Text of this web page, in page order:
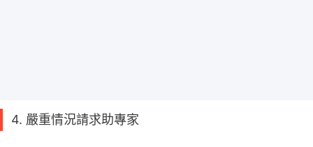
4. 嚴重情況請求助專家